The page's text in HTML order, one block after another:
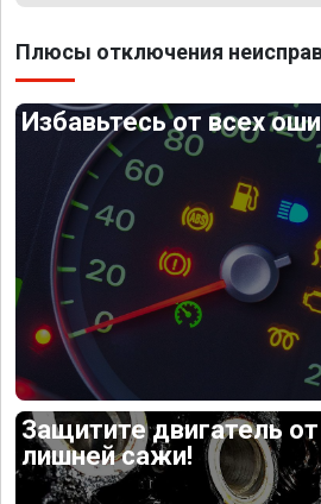
Плюсы отключения
Избавьтесь от всех
Защитите двигатель
лишней сажи!